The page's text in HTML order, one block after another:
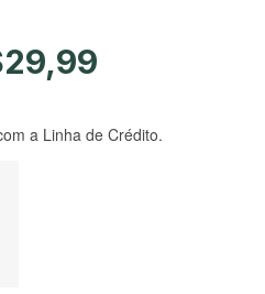
29,99
a Linha de Crédito.